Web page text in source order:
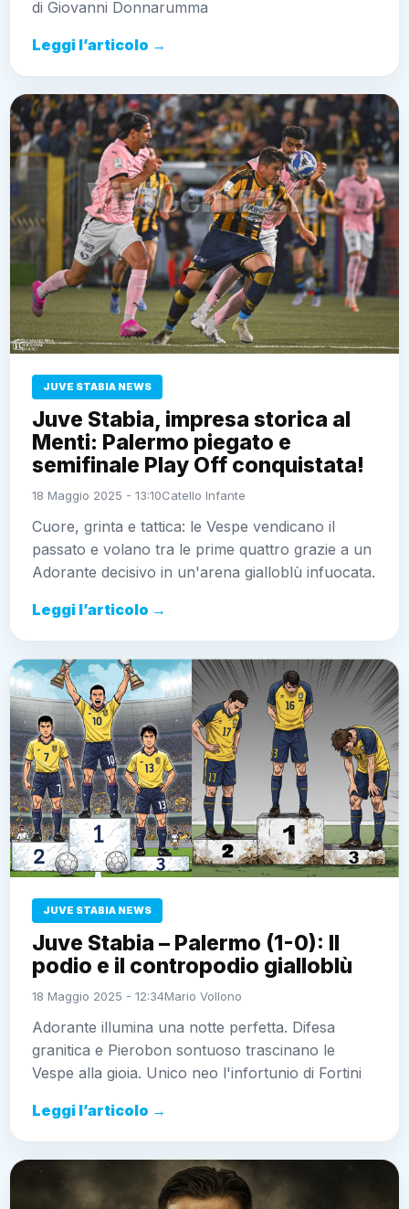
di Giovanni Donnarumma
Leggi l’articolo →
JUVE STABIA NEWS
Juve Stabia, impresa storica al
Menti: Palermo piegato e
semifinale Play Off conquistata!
18 Maggio 2025 - 13:10Catello Infante
Cuore, grinta e tattica: le Vespe vendicano il
passato e volano tra le prime quattro grazie a un
Adorante decisivo in un'arena gialloblù infuocata.
Leggi l’articolo →
JUVE STABIA NEWS
Juve Stabia – Palermo (1-0): Il
podio e il contropodio gialloblù
18 Maggio 2025 - 12:34Mario Vollono
Adorante illumina una notte perfetta. Difesa
granitica e Pierobon sontuoso trascinano le
Vespe alla gioia. Unico neo l'infortunio di Fortini
Leggi l’articolo →